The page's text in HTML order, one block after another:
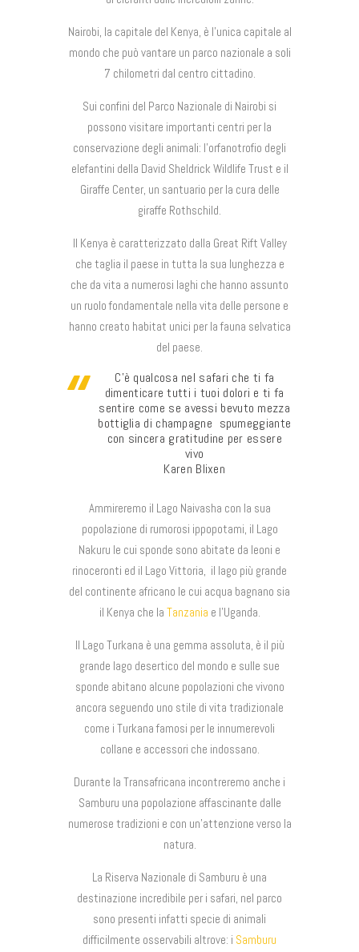
Nairobi, la capitale del Kenya, è l’unica capitale al
mondo che può vantare un parco nazionale a soli
7 chilometri dal centro cittadino.
Sui confini del Parco Nazionale di Nairobi si
possono visitare importanti centri per la
conservazione degli animali: l’orfanotrofio degli
elefantini della David Sheldrick Wildlife Trust e il
Giraffe Center, un santuario per la cura delle
giraffe Rothschild.
Il Kenya è caratterizzato dalla Great Rift Valley
che taglia il paese in tutta la sua lunghezza e
che da vita a numerosi laghi che hanno assunto
un ruolo fondamentale nella vita delle persone e
hanno creato habitat unici per la fauna selvatica
del paese.
C’è qualcosa nel safari che ti fa
dimenticare tutti i tuoi dolori e ti fa
sentire come se avessi bevuto mezza
bottiglia di champagne spumeggiante
con sincera gratitudine per essere
vivo
Karen Blixen
Ammireremo il Lago Naivasha con la sua
popolazione di rumorosi ippopotami, il Lago
Nakuru le cui sponde sono abitate da leoni e
rinoceronti ed il Lago Vittoria, il lago più grande
del continente africano le cui acqua bagnano sia
il Kenya che la Tanzania e l’Uganda.
Il Lago Turkana è una gemma assoluta, è il più
grande lago desertico del mondo e sulle sue
sponde abitano alcune popolazioni che vivono
ancora seguendo uno stile di vita tradizionale
come i Turkana famosi per le innumerevoli
collane e accessori che indossano.
Durante la Transafricana incontreremo anche i
Samburu una popolazione affascinante dalle
numerose tradizioni e con un’attenzione verso la
natura.
La Riserva Nazionale di Samburu è una
destinazione incredibile per i safari, nel parco
sono presenti infatti specie di animali
difficilmente osservabili altrove: i Samburu